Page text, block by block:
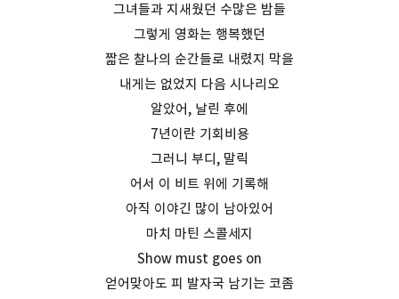
그녀들과 지새웠던 수많은 밤들
그렇게 영화는 행복했던
짧은 찰나의 순간들로 내렸지 막을
내게는 없었지 다음 시나리오
알았어, 날린 후에
7년이란 기회비용
그러니 부디, 말릭
어서 이 비트 위에 기록해
아직 이야긴 많이 남아있어
마치 마틴 스콜세지
Show must goes on
얻어맞아도 피 발자국 남기는 코좀